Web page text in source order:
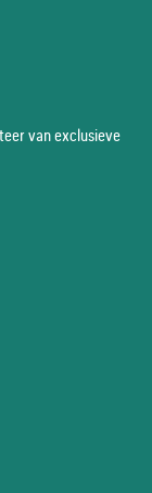
van exclusieve